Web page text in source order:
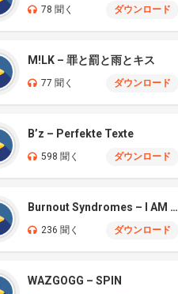
78 聞く ダウンロード
M!LK – 罪と罰と雨とキス
77 聞く ダウンロード
B’z – Perfekte Texte
598 聞く ダウンロード
Burnout Syndromes – I AM A HERO
236 聞く ダウンロード
WAZGOGG – SPIN